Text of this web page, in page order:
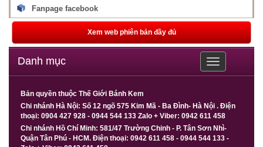
Fanpage facebook
Xem web phiên bản đầy đủ
Toggle
navigation
Danh mục
Bản quyền thuộc Thế Giới Bánh Kem
Chi nhánh Hà Nội: Số 12 ngõ 575 Kim Mã - Ba Đình- Hà Nội . Điện
thoại: 0904 427 928 - 0944 544 133 Zalo + Viber: 0942 611 458
Chi nhánh Hồ Chí Minh: 581/47 Trường Chinh - P. Tân Sơn Nhì-
Quận Tân Phú - HCM. Điện thoại: 0942 611 458 - 0944 544 133 -